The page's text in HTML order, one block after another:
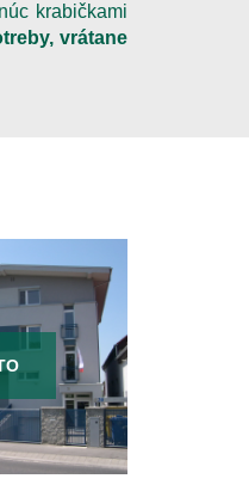
krabičkami
vrátane